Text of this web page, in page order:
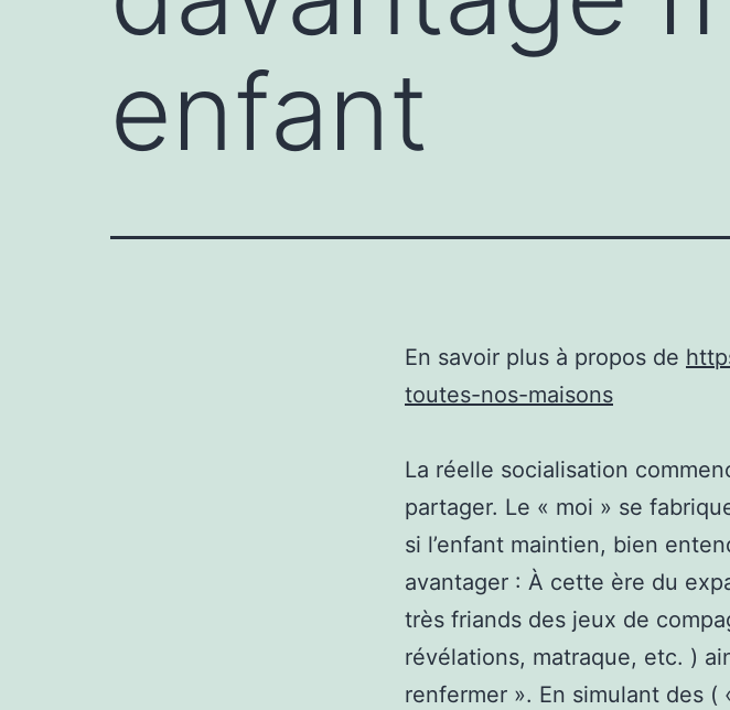
enfant
En savoir plus à propos de
toutes-nos-maisons
La réelle socialisation
partager. Le « moi » se
si l’enfant maintien, bien
avantager : À cette ère du
très friands des jeux de
révélations, matraque, etc. )
renfermer ». En simulant des (